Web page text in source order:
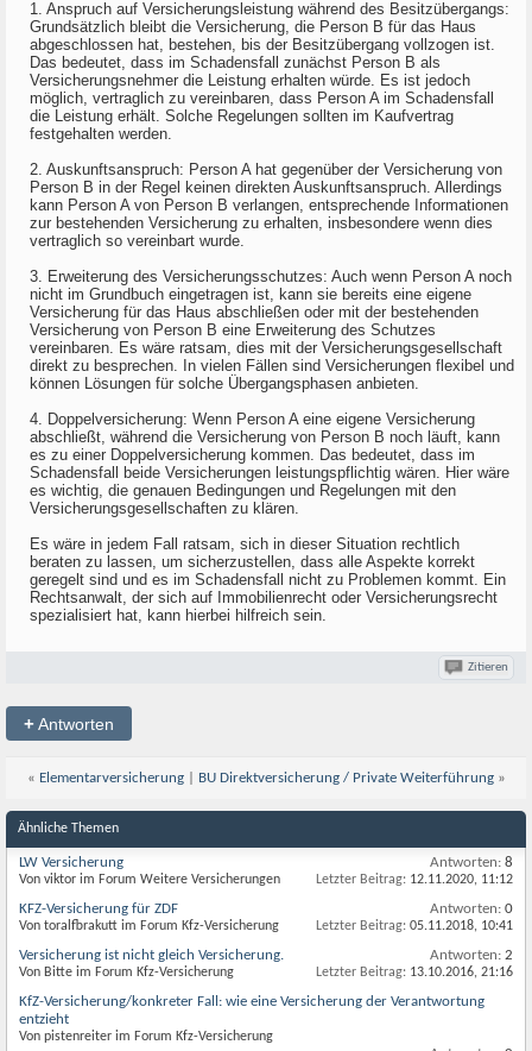
1. Anspruch auf Versicherungsleistung während des Besitzübergangs:
Grundsätzlich bleibt die Versicherung, die Person B für das Haus
abgeschlossen hat, bestehen, bis der Besitzübergang vollzogen ist.
Das bedeutet, dass im Schadensfall zunächst Person B als
Versicherungsnehmer die Leistung erhalten würde. Es ist jedoch
möglich, vertraglich zu vereinbaren, dass Person A im Schadensfall
die Leistung erhält. Solche Regelungen sollten im Kaufvertrag
festgehalten werden.
2. Auskunftsanspruch: Person A hat gegenüber der Versicherung von
Person B in der Regel keinen direkten Auskunftsanspruch. Allerdings
kann Person A von Person B verlangen, entsprechende Informationen
zur bestehenden Versicherung zu erhalten, insbesondere wenn dies
vertraglich so vereinbart wurde.
3. Erweiterung des Versicherungsschutzes: Auch wenn Person A noch
nicht im Grundbuch eingetragen ist, kann sie bereits eine eigene
Versicherung für das Haus abschließen oder mit der bestehenden
Versicherung von Person B eine Erweiterung des Schutzes
vereinbaren. Es wäre ratsam, dies mit der Versicherungsgesellschaft
direkt zu besprechen. In vielen Fällen sind Versicherungen flexibel und
können Lösungen für solche Übergangsphasen anbieten.
4. Doppelversicherung: Wenn Person A eine eigene Versicherung
abschließt, während die Versicherung von Person B noch läuft, kann
es zu einer Doppelversicherung kommen. Das bedeutet, dass im
Schadensfall beide Versicherungen leistungspflichtig wären. Hier wäre
es wichtig, die genauen Bedingungen und Regelungen mit den
Versicherungsgesellschaften zu klären.
Es wäre in jedem Fall ratsam, sich in dieser Situation rechtlich
beraten zu lassen, um sicherzustellen, dass alle Aspekte korrekt
geregelt sind und es im Schadensfall nicht zu Problemen kommt. Ein
Rechtsanwalt, der sich auf Immobilienrecht oder Versicherungsrecht
spezialisiert hat, kann hierbei hilfreich sein.
Zitieren
+Antworten
« Elementarversicherung| BU Direktversicherung / Private Weiterführung »
Ähnliche Themen
LW Versicherung
Von viktor im Forum Weitere Versicherungen
Antworten: 8
Letzter Beitrag: 12.11.2020, 11:12
KFZ-Versicherung für ZDF
Von toralfbrakutt im Forum Kfz-Versicherung
Antworten: 0
Letzter Beitrag: 05.11.2018, 10:41
Versicherung ist nicht gleich Versicherung.
Von Bitte im Forum Kfz-Versicherung
Antworten: 2
Letzter Beitrag: 13.10.2016, 21:16
KfZ-Versicherung/konkreter Fall: wie eine Versicherung der Verantwortung
entzieht
Von pistenreiter im Forum Kfz-Versicherung